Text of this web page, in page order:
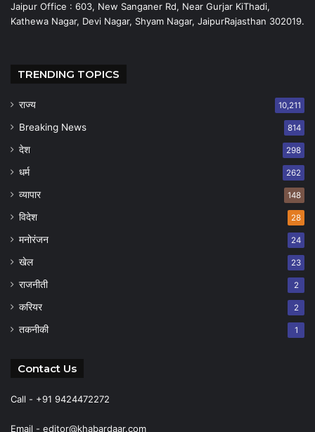
Jaipur Office : 603, New Sanganer Rd, Near Gurjar KiThadi,
Kathewa Nagar, Devi Nagar, Shyam Nagar, JaipurRajasthan 302019.
TRENDING TOPICS
राज्य 10,211
Breaking News 814
देश 298
धर्म 262
व्यापार 148
विदेश 28
मनोरंजन 24
खेल 23
राजनीती 2
करियर 2
तकनीकी 1
Contact Us
Call - +91 9424472272
Email - editor@khabardaar.com